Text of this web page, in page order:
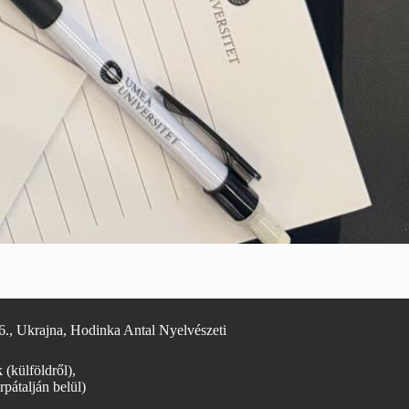
Ukrajna, Hodinka Antal Nyelvészeti
(külföldről),
belül)